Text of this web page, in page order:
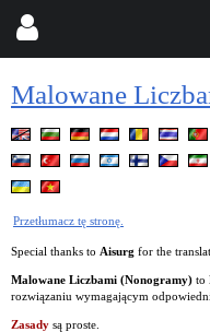
Malowane
Przetłumacz tę stronę.
Special thanks to Aisurg for the
Malowane Liczbami (Nonogramy) to
rozwiązaniu wymagającym
Zasady są proste.